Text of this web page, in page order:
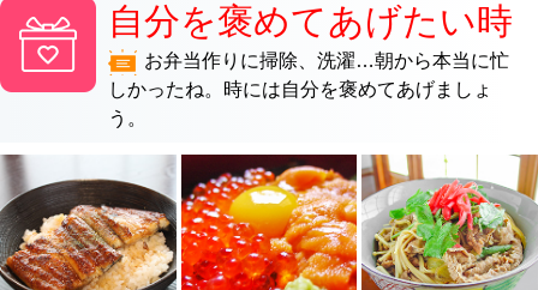
自分を褒めてあげたい時
お弁当作りに掃除、洗濯…朝から本当に忙
しかったね。時には自分を褒めてあげましょ
う。